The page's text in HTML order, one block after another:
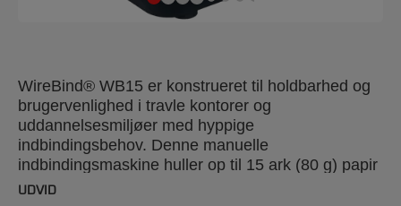
WireBind® WB15 er konstrueret til holdbarhed og
brugervenlighed i travle kontorer og
uddannelsesmiljøer med hyppige
indbindingsbehov. Denne manuelle
indbindingsmaskine huller op til 15 ark (80 g) papir
og indbinder op til 125 ark ad gangen med en 14
UDVID